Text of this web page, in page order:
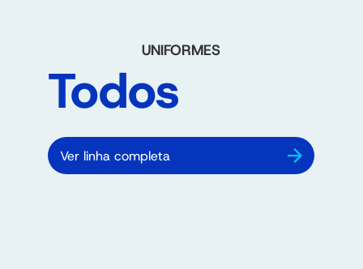
UNIFORMES
Todos
Ver linha completa